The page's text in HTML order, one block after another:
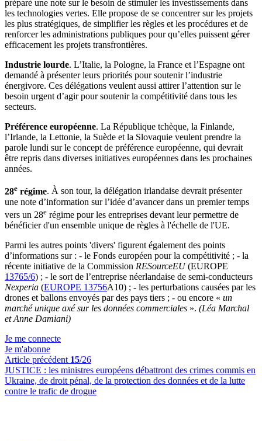
préparé une note sur le besoin de stimuler les investissements dans
les technologies vertes. Elle propose de se concentrer sur les projets
les plus stratégiques, de simplifier les règles et les procédures et de
renforcer les administrations publiques pour qu’elles puissent gérer
efficacement les projets transfrontières.
Industrie lourde. L’Italie, la Pologne, la France et l’Espagne ont
demandé à présenter leurs priorités pour soutenir l’industrie
énergivore. Ces délégations veulent aussi attirer l’attention sur le
besoin urgent d’agir pour soutenir la compétitivité dans tous les
secteurs.
Préférence européenne. La République tchèque, la Finlande,
l’Irlande, la Lettonie, la Suède et la Slovaquie veulent prendre la
parole lundi sur le concept de préférence européenne, qui devrait
être repris dans diverses initiatives européennes dans les prochaines
années.
28e régime. À son tour, la délégation irlandaise devrait présenter
une note d’information sur l’idée d’avancer dans un premier temps
vers un 28e régime pour les entreprises devant leur permettre de
bénéficier d'un ensemble unique de règles à l'échelle de l'UE.
Parmi les autres points 'divers' figurent également des points
d’informations sur : - le Fonds européen pour la compétitivité ; - la
récente initiative de la Commission RESourceEU(EUROPE
13765/6) ; - le sort de l’entreprise néerlandaise de semi-conducteurs
Nexperia (EUROPE 13756A10) ; - les perturbations causées par les
drones et ballons envoyés par des pays tiers ; - ou encore « un
marché unique axé sur les données commerciales ». (Léa Marchal
et Anne Damiani)
Je me connecte
Je m'abonne
Article précédent 15/26
JUSTICE : les ministres européens débattront des crimes commis en
Ukraine, de droit pénal, de la protection des données et de la lutte
contre le trafic de drogue